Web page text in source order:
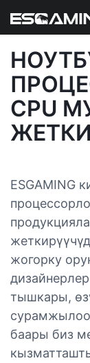
CPU
ESGAMING
жогорку
тышкары,
баары биз